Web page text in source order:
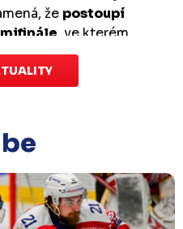
že postoupí
, ve kterém
domácího
zápas se v Kotlině
10. března od
pátý rozhodující
v Kotlině ve středu 18.
je odložen